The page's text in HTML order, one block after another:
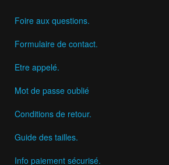
Foire aux questions.
Formulaire de contact.
Etre appelé.
Mot de passe oublié
Conditions de retour.
Guide des tailles.
Info paiement sécurisé.